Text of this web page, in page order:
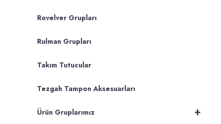
Rovelver Grupları
Rulman Grupları
Takım Tutucular
Tezgah Tampon Aksesuarları
+
Ürün Gruplarımız